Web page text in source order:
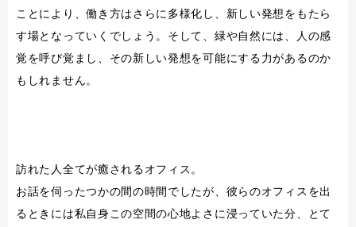
ことにより、働き方はさらに多様化し、新しい発想をもたら
す場となっていくでしょう。そして、緑や自然には、人の感
覚を呼び覚まし、その新しい発想を可能にする力があるのか
もしれません。
訪れた人全てが癒されるオフィス。
お話を伺ったつかの間の時間でしたが、彼らのオフィスを出
るときには私自身この空間の心地よさに浸っていた分、とて